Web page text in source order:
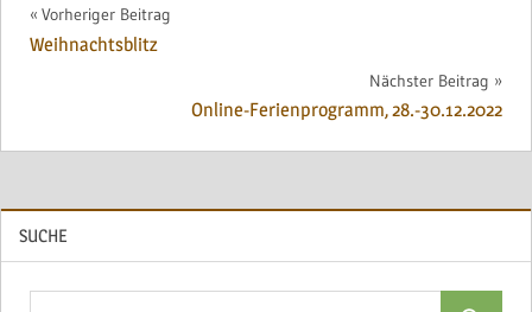
Beitragsnavigation
Vorheriger Beitrag
Weihnachtsblitz
Nächster Beitrag
Online-Ferienprogramm, 28.-30.12.2022
SUCHE